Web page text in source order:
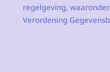
regelgeving,
Verordening